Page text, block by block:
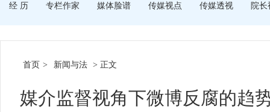
经 历 专栏作家 媒体脸谱 传媒视点 传媒透视 院长
首页 > 新闻与法 > 正文
媒介监督视角下微博反腐的趋